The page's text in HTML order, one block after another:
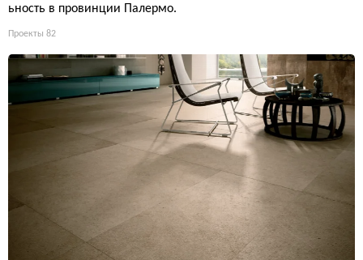
ьность в провинции Палермо.
Проекты 82